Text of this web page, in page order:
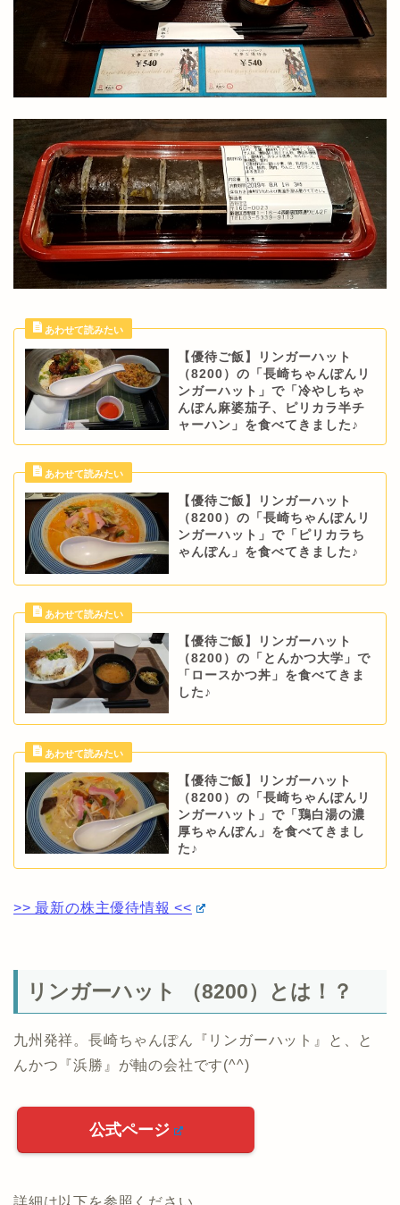
【優待ご飯】リンガーハット
（8200）の「長崎ちゃんぽんリ
ンガーハット」で「冷やしちゃ
んぽん麻婆茄子、ピリカラ半チ
ャーハン」を食べてきました♪
【優待ご飯】リンガーハット
（8200）の「長崎ちゃんぽんリ
ンガーハット」で「ピリカラち
ゃんぽん」を食べてきました♪
【優待ご飯】リンガーハット
（8200）の「とんかつ大学」で
「ロースかつ丼」を食べてきま
した♪
【優待ご飯】リンガーハット
（8200）の「長崎ちゃんぽんリ
ンガーハット」で「鶏白湯の濃
厚ちゃんぽん」を食べてきまし
た♪
>> 最新の株主優待情報 <<
リンガーハット （8200）とは！？
九州発祥。長崎ちゃんぽん『リンガーハット』と、と
んかつ『浜勝』が軸の会社です(^^)
公式ページ
詳細は以下を参照ください。